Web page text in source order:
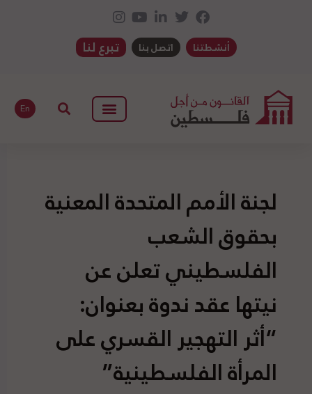
أنشطتنا اتصل بنا تبرع لنا
En
لجنة الأمم المتحدة المعنية
بحقوق الشعب
الفلسطيني تعلن عن
نيتها عقد ندوة بعنوان:
“أثر التهجير القسري على
المرأة الفلسطينية”